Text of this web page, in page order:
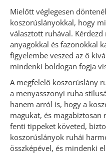
Mielőtt véglegesen
koszorúslányokkal, hogy
választott ruhával. Kérdezd
anyagokkal és fazonokkal
figyelembe veszed az ő
mindenki boldogan fogja
A megfelelő koszorúslány
a menyasszonyi ruha
hanem arról is, hogy a
magukat, és magabiztosan
fenti tippeket követed,
koszorúslányok ruhái
összképével, és mindenki